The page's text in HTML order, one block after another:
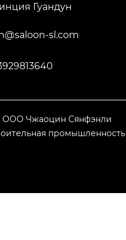
Гуандун
sl.com
ООО Чжаоцин Сянфэнли
промышленность